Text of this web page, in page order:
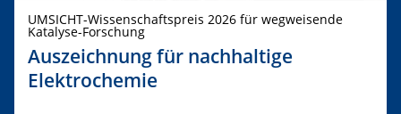
UMSICHT-Wissenschaftspreis 2026 für wegweisende
Katalyse-Forschung
Auszeichnung für nachhaltige
Elektrochemie